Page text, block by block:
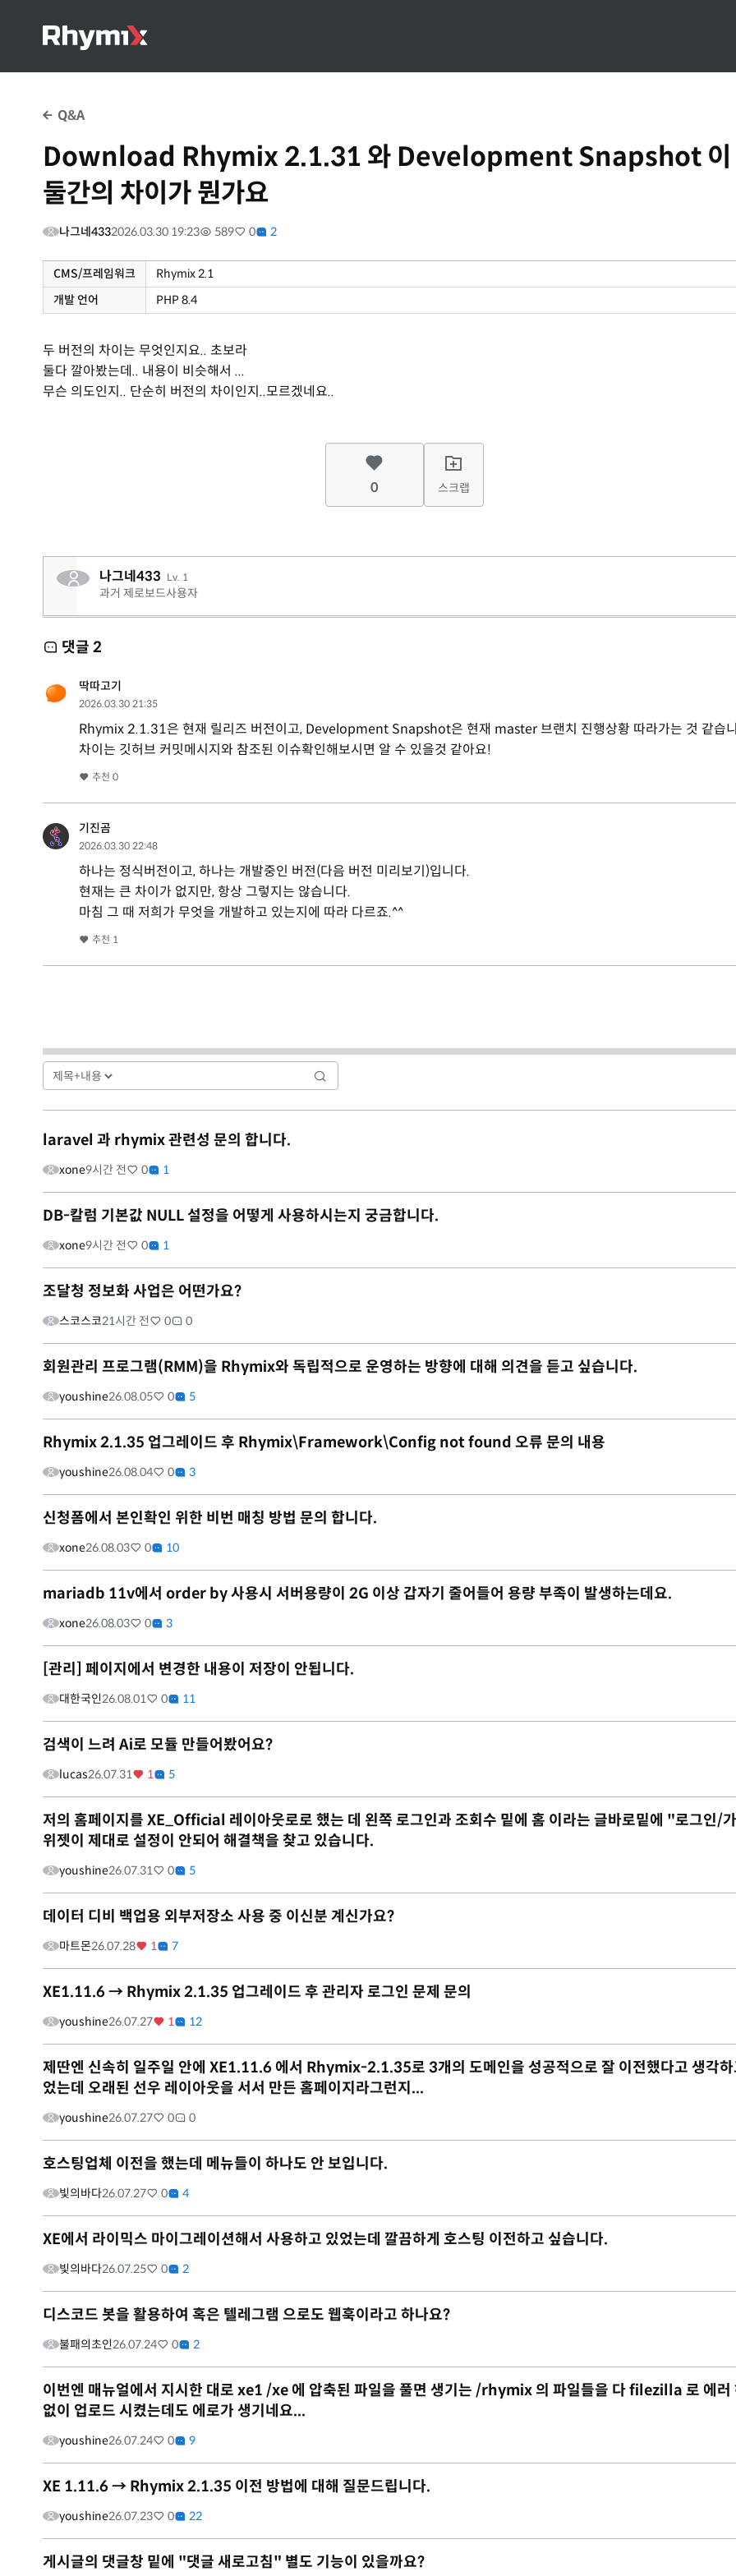
Q&A
Download Rhymix 2.1.31 와 Development Snapshot 이
둘간의 차이가 뭔가요
나그네4332026.03.30 19:23 589 0 2
CMS/프레임워크
Rhymix 2.1
개발 언어
PHP 8.4
두 버전의 차이는 무엇인지요.. 초보라
둘다 깔아봤는데.. 내용이 비슷해서 ...
무슨 의도인지.. 단순히 버전의 차이인지..모르겠네요..
0 스크랩
나그네433 Lv. 1
과거 제로보드사용자
댓글 2
딱따고기
2026.03.30 21:35
Rhymix 2.1.31은 현재 릴리즈 버전이고, Development Snapshot은 현재 master 브랜치 진행상황 따라가는 것 같습
차이는 깃허브 커밋메시지와 참조된 이슈확인해보시면 알 수 있을것 같아요!
추천 0
기진곰
2026.03.30 22:48
하나는 정식버전이고, 하나는 개발중인 버전(다음 버전 미리보기)입니다.
현재는 큰 차이가 없지만, 항상 그렇지는 않습니다.
마침 그 때 저희가 무엇을 개발하고 있는지에 따라 다르죠.^^
추천 1
laravel 과 rhymix 관련성 문의 합니다.
xone9시간 전 0 1
DB-칼럼 기본값 NULL 설정을 어떻게 사용하시는지 궁금합니다.
xone9시간 전 0 1
조달청 정보화 사업은 어떤가요?
스코스코21시간 전 0 0
회원관리 프로그램(RMM)을 Rhymix와 독립적으로 운영하는 방향에 대해 의견을 듣고 싶습니다.
youshine26.08.05 0 5
Rhymix 2.1.35 업그레이드 후 Rhymix\Framework\Config not found 오류 문의 내용
youshine26.08.04 0 3
신청폼에서 본인확인 위한 비번 매칭 방법 문의 합니다.
xone26.08.03 0 10
mariadb 11v에서 order by 사용시 서버용량이 2G 이상 갑자기 줄어들어 용량 부족이 발생하는데요.
xone26.08.03 0 3
[관리] 페이지에서 변경한 내용이 저장이 안됩니다.
대한국인26.08.01 0 11
검색이 느려 Ai로 모듈 만들어봤어요?
lucas26.07.31 1 5
저의 홈페이지를 XE_Official 레이아웃로로 했는 데 왼쪽 로그인과 조회수 밑에 홈 이라는 글바로밑에 "로그인/
위젯이 제대로 설정이 안되어 해결책을 찾고 있습니다.
youshine26.07.31 0 5
데이터 디비 백업용 외부저장소 사용 중 이신분 계신가요?
마트몬26.07.28 1 7
XE1.11.6 → Rhymix 2.1.35 업그레이드 후 관리자 로그인 문제 문의
youshine26.07.27 1 12
제딴엔 신속히 일주일 안에 XE1.11.6 에서 Rhymix-2.1.35로 3개의 도메인을 성공적으로 잘 이전했다고 생각하
었는데 오래된 선우 레이아웃을 서서 만든 홈페이지라그런지...
youshine26.07.27 0 0
호스팅업체 이전을 했는데 메뉴들이 하나도 안 보입니다.
빛의바다26.07.27 0 4
XE에서 라이믹스 마이그레이션해서 사용하고 있었는데 깔끔하게 호스팅 이전하고 싶습니다.
빛의바다26.07.25 0 2
디스코드 봇을 활용하여 혹은 텔레그램 으로도 웹훅이라고 하나요?
불패의초인26.07.24 0 2
이번엔 매뉴얼에서 지시한 대로 xe1 /xe 에 압축된 파일을 풀면 생기는 /rhymix 의 파일들을 다 filezilla 로 에러
없이 업로드 시켰는데도 에로가 생기네요...
youshine26.07.24 0 9
XE 1.11.6 → Rhymix 2.1.35 이전 방법에 대해 질문드립니다.
youshine26.07.23 0 22
게시글의 댓글창 밑에 "댓글 새로고침" 별도 기능이 있을까요?